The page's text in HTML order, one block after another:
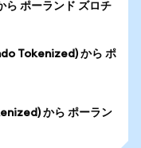
ポーランド ズロチ
Tokenized) から ポ
から ポーラン